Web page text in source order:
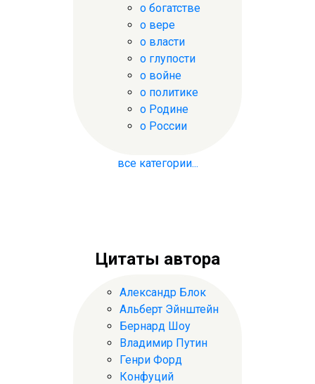
о богатстве
о вере
о власти
о глупости
о войне
о политике
о Родине
о России
все категории...
Цитаты автора
Александр Блок
Альберт Эйнштейн
Бернард Шоу
Владимир Путин
Генри Форд
Конфуций